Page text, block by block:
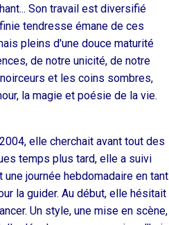
Son travail est diversifié
tendresse émane de ces
pleins d'une douce maturité
de notre unicité, de notre
et les coins sombres,
la magie et poésie de la vie.
elle cherchait avant tout des
temps plus tard, elle a suivi
journée hebdomadaire en tant
la guider. Au début, elle hésitait
Un style, une mise en scène,